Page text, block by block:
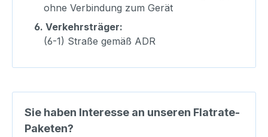
ohne Verbindung zum Gerät
6. Verkehrsträger:
(6-1) Straße gemäß ADR
Sie haben Interesse an unseren Flatrate-
Paketen?